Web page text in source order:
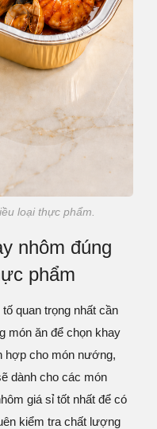
loại thực phẩm.
nhôm đúng
phẩm
quan trọng nhất cần
món ăn để chọn khay
hợp cho món nướng,
dành cho các món
giá sỉ tốt nhất để có
kiểm tra chất lượng